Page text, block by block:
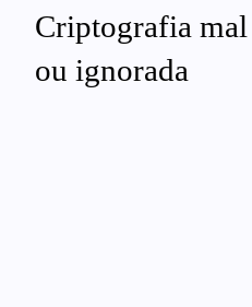
Criptografia
ou ignorada